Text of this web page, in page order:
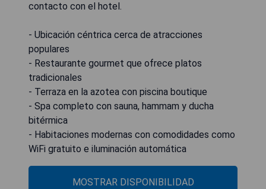
contacto con el hotel.
- Ubicación céntrica cerca de atracciones
populares
- Restaurante gourmet que ofrece platos
tradicionales
- Terraza en la azotea con piscina boutique
- Spa completo con sauna, hammam y ducha
bitérmica
- Habitaciones modernas con comodidades como
WiFi gratuito e iluminación automática
MOSTRAR DISPONIBILIDAD